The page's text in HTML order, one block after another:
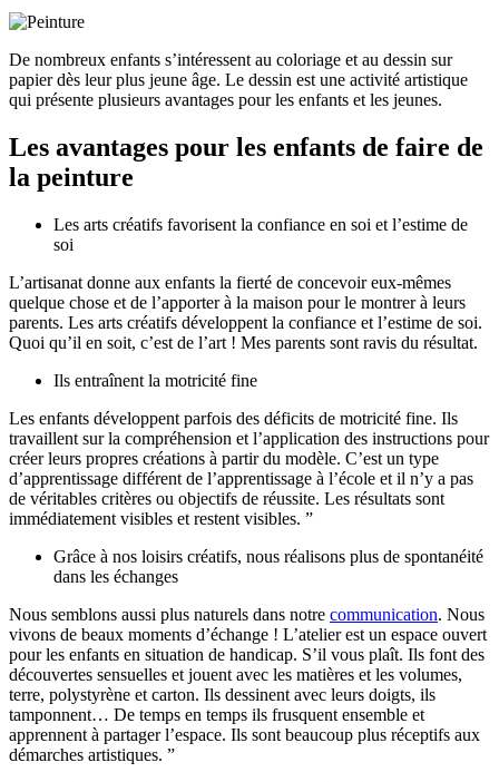
De nombreux enfants s’intéressent au coloriage et au dessin sur
papier dès leur plus jeune âge. Le dessin est une activité artistique
qui présente plusieurs avantages pour les enfants et les jeunes.
Les avantages pour les enfants de faire de
la peinture
Les arts créatifs favorisent la confiance en soi et l’estime de
soi
L’artisanat donne aux enfants la fierté de concevoir eux-mêmes
quelque chose et de l’apporter à la maison pour le montrer à leurs
parents. Les arts créatifs développent la confiance et l’estime de soi.
Quoi qu’il en soit, c’est de l’art ! Mes parents sont ravis du résultat.
Ils entraînent la motricité fine
Les enfants développent parfois des déficits de motricité fine. Ils
travaillent sur la compréhension et l’application des instructions pour
créer leurs propres créations à partir du modèle. C’est un type
d’apprentissage différent de l’apprentissage à l’école et il n’y a pas
de véritables critères ou objectifs de réussite. Les résultats sont
immédiatement visibles et restent visibles. ”
Grâce à nos loisirs créatifs, nous réalisons plus de spontanéité
dans les échanges
Nous semblons aussi plus naturels dans notre communication. Nous
vivons de beaux moments d’échange ! L’atelier est un espace ouvert
pour les enfants en situation de handicap. S’il vous plaît. Ils font des
découvertes sensuelles et jouent avec les matières et les volumes,
terre, polystyrène et carton. Ils dessinent avec leurs doigts, ils
tamponnent… De temps en temps ils frusquent ensemble et
apprennent à partager l’espace. Ils sont beaucoup plus réceptifs aux
démarches artistiques. ”